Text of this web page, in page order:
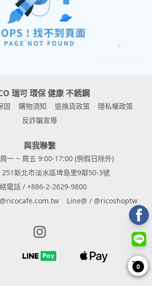
瑞可 環保 健康 不銹鋼
固 購物須知 退換貨政策
隱私權政策
反詐騙宣導
與我聯繫
一 ~ 周五 9:00-17:00 (例假日除外)
新北市淡水區埤島里9鄰50-3號
電話 / +886-2-2629-9800
Line@ / @ricoshoptw
Instagram page
0